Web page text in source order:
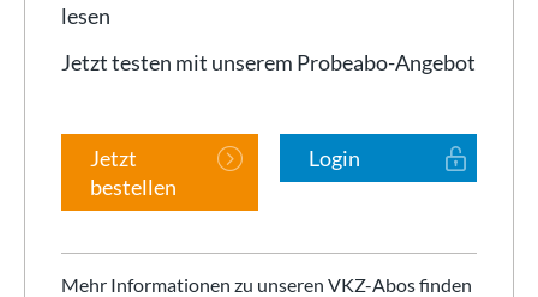
lesen
Jetzt testen mit unserem Probeabo-Angebot
Jetzt
bestellen
Login
Mehr Informationen zu unseren VKZ-Abos finden